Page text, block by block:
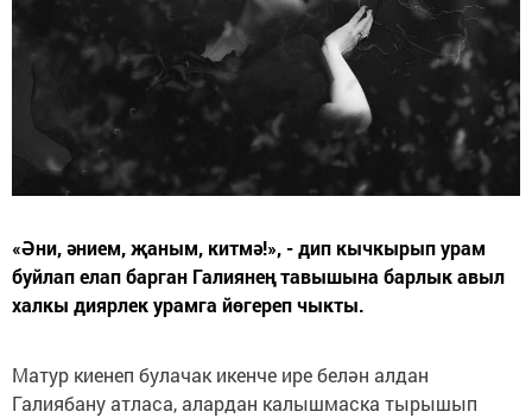
«Әни, әнием, җаным, китмә!», - дип кычкырып урам
буйлап елап барган Галиянең тавышына барлык авыл
халкы диярлек урамга йөгереп чыкты.
Матур киенеп булачак икенче ире белән алдан
Галиябану атласа, алардан калышмаска тырышып